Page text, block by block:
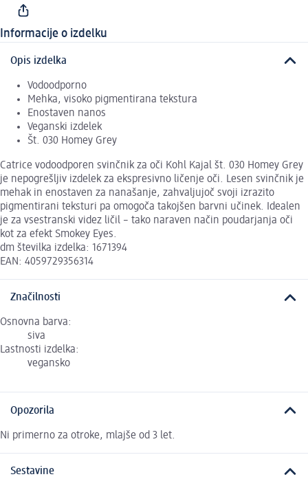
Informacije o izdelku
Opis izdelka
Vodoodporno
Mehka, visoko pigmentirana tekstura
Enostaven nanos
Veganski izdelek
Št. 030 Homey Grey
Catrice vodoodporen svinčnik za oči Kohl Kajal št. 030 Homey Grey
je nepogrešljiv izdelek za ekspresivno ličenje oči. Lesen svinčnik je
mehak in enostaven za nanašanje, zahvaljujoč svoji izrazito
pigmentirani teksturi pa omogoča takojšen barvni učinek. Idealen
je za vsestranski videz ličil – tako naraven način poudarjanja oči
kot za efekt Smokey Eyes.
dm številka izdelka: 1671394
EAN: 4059729356314
Značilnosti
Osnovna barva:
siva
Lastnosti izdelka:
vegansko
Opozorila
Ni primerno za otroke, mlajše od 3 let.
Sestavine